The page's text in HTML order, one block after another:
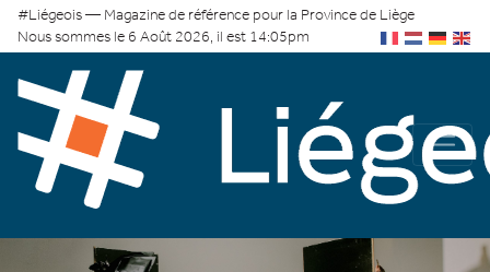
#Liégeois — Magazine de référence pour la Province de Liège
Nous sommes le 6 Août 2026, il est 14:05pm